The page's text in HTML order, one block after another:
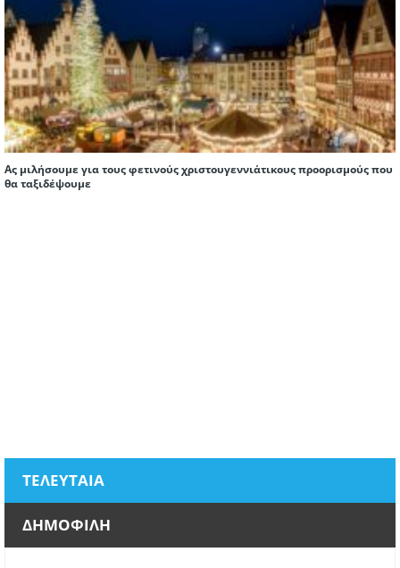
Ας μιλήσουμε για τους φετινούς χριστουγεννιάτικους προορισμούς που
θα ταξιδέψουμε
ΤΕΛΕΥΤΑΙΑ
ΔΗΜΟΦΙΛΗ